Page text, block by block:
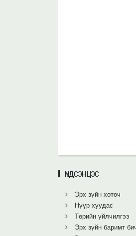
ҮНДСЭН ЦЭС
Эрх зүйн хөтөч
Нүүр хуудас
Төрийн үйлчилгээ
Эрх зүйн баримт